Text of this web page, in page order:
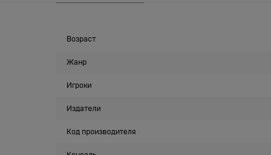
Возраст
Жанр
Игроки
Издатели
Код производителя